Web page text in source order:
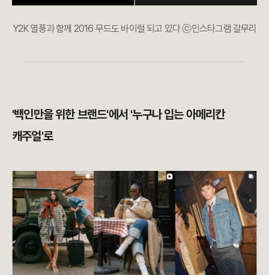
Y2K 열풍과 함께 2016 무드도 바이럴 되고 있다 ⓒ인스타그램 갈무리
'백인만을 위한 브랜드'에서 '누구나 입는 아메리칸
캐주얼'로